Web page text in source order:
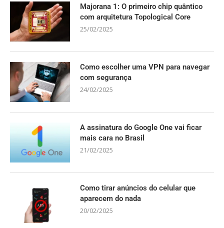
Majorana 1: O primeiro chip quântico
com arquitetura Topological Core
25/02/2025
Como escolher uma VPN para navegar
com segurança
24/02/2025
A assinatura do Google One vai ficar
mais cara no Brasil
21/02/2025
Como tirar anúncios do celular que
aparecem do nada
20/02/2025